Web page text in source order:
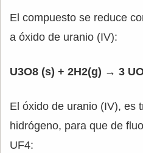
El compuesto se reduce
a óxido de uranio (IV):
U3O8 (s) + 2H2(g) → 3
El óxido de uranio (IV), es
hidrógeno, para que de
UF4: